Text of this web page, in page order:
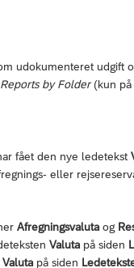
udokumenteret udgift
by Folder(kun på
fået den nye ledetekst
eller
Afregningsvaluta og
Valuta på siden
Valuta på siden